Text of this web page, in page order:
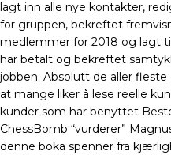
lagt inn alle nye kontakter,
for gruppen, bekreftet
medlemmer for 2018 og lagt
har betalt og bekreftet
jobben. Absolutt de aller
at mange liker å lese reelle
kunder som har benyttet
ChessBomb “vurderer”
denne boka spenner fra